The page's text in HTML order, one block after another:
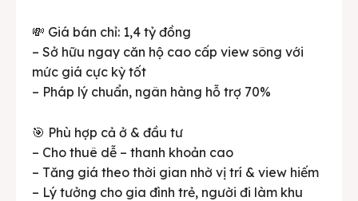
💸 Giá bán chỉ: 1,4 tỷ đồng
– Sở hữu ngay căn hộ cao cấp view sông với
mức giá cực kỳ tốt
– Pháp lý chuẩn, ngân hàng hỗ trợ 70%
🎯 Phù hợp cả ở & đầu tư
– Cho thuê dễ – thanh khoản cao
– Tăng giá theo thời gian nhờ vị trí & view hiếm
– Lý tưởng cho gia đình trẻ, người đi làm khu